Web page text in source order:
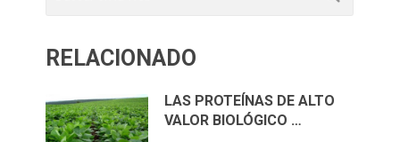
RELACIONADO
LAS PROTEÍNAS DE ALTO
VALOR BIOLÓGICO …